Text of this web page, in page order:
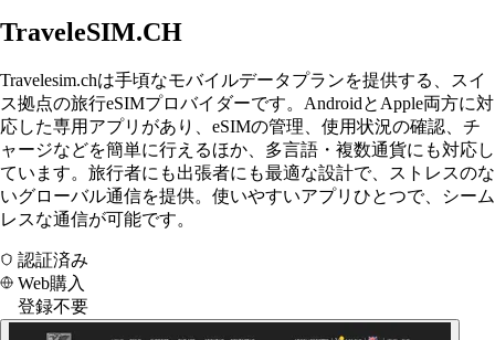
TraveleSIM.CH
Travelesim.chは手頃なモバイルデータプランを提供する、スイ
ス拠点の旅行eSIMプロバイダーです。AndroidとApple両方に対
応した専用アプリがあり、eSIMの管理、使用状況の確認、チ
ャージなどを簡単に行えるほか、多言語・複数通貨にも対応し
ています。旅行者にも出張者にも最適な設計で、ストレスのな
いグローバル通信を提供。使いやすいアプリひとつで、シーム
レスな通信が可能です。
認証済み
Web購入
登録不要